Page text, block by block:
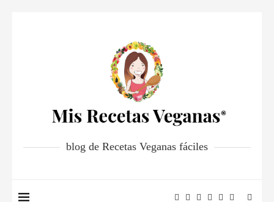
blog de Recetas Veganas fáciles